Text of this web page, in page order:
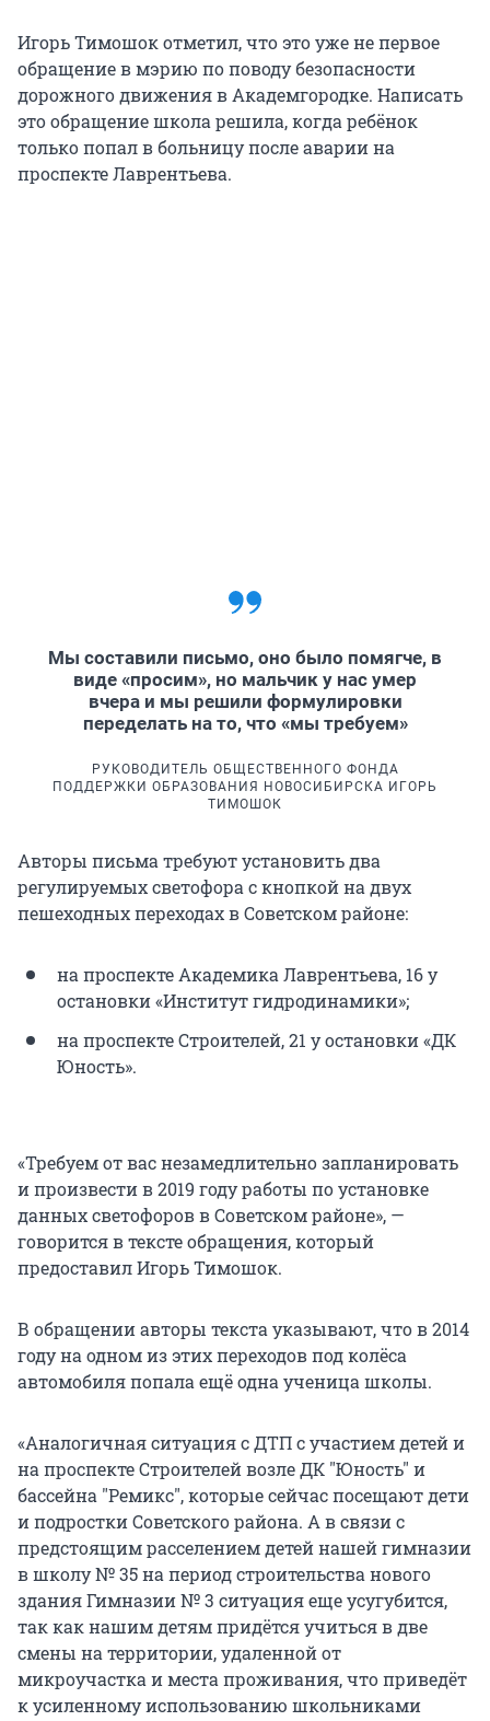
Игорь Тимошок отметил, что это уже не первое
обращение в мэрию по поводу безопасности
дорожного движения в Академгородке. Написать
это обращение школа решила, когда ребёнок
только попал в больницу после аварии на
проспекте Лаврентьева.
Мы составили письмо, оно было помягче, в
виде «просим», но мальчик у нас умер
вчера и мы решили формулировки
переделать на то, что «мы требуем»
РУКОВОДИТЕЛЬ ОБЩЕСТВЕННОГО ФОНДА
ПОДДЕРЖКИ ОБРАЗОВАНИЯ НОВОСИБИРСКА ИГОРЬ
ТИМОШОК
Авторы письма требуют установить два
регулируемых светофора с кнопкой на двух
пешеходных переходах в Советском районе:
на проспекте Академика Лаврентьева, 16 у
остановки «Институт гидродинамики»;
на проспекте Строителей, 21 у остановки «ДК
Юность».
«Требуем от вас незамедлительно запланировать
и произвести в 2019 году работы по установке
данных светофоров в Советском районе», —
говорится в тексте обращения, который
предоставил Игорь Тимошок.
В обращении авторы текста указывают, что в 2014
году на одном из этих переходов под колёса
автомобиля попала ещё одна ученица школы.
«Аналогичная ситуация с ДТП с участием детей и
на проспекте Строителей возле ДК "Юность" и
бассейна "Ремикс", которые сейчас посещают дети
и подростки Советского района. А в связи с
предстоящим расселением детей нашей гимназии
в школу № 35 на период строительства нового
здания Гимназии № 3 ситуация еще усугубится,
так как нашим детям придётся учиться в две
смены на территории, удаленной от
микроучастка и места проживания, что приведёт
к усиленному использованию школьниками